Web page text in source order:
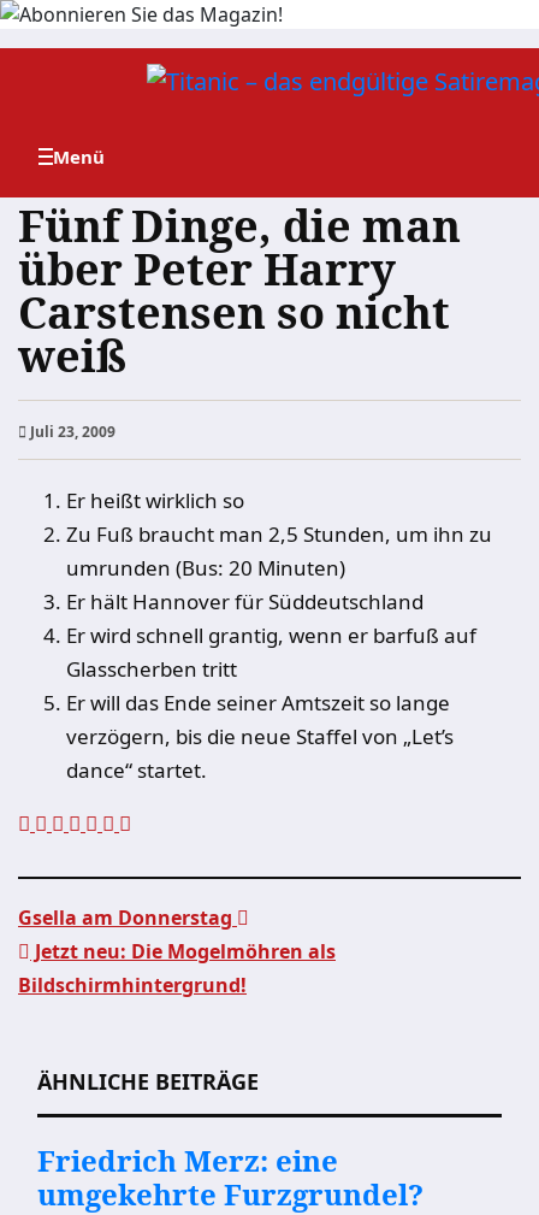
Zum
Fünf Dinge, die man
über Peter Harry
Carstensen so nicht
weiß
Juli 23, 2009
Er heißt wirklich so
Zu Fuß braucht man 2,5 Stunden, um ihn zu
umrunden (Bus: 20 Minuten)
Er hält Hannover für Süddeutschland
Er wird schnell grantig, wenn er barfuß auf
Glasscherben tritt
Er will das Ende seiner Amtszeit so lange
verzögern, bis die neue Staffel von „Let’s
dance“ startet.
Beitragsnavigation
Gsella am Donnerstag
Jetzt neu: Die Mogelmöhren als
Bildschirmhintergrund!
ÄHNLICHE BEITRÄGE
Friedrich Merz: eine
umgekehrte Furzgrundel?